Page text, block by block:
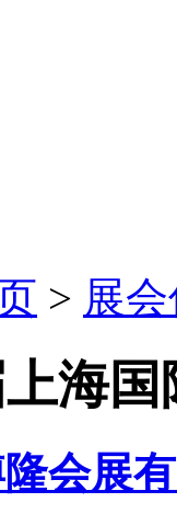
> 展
海
会展